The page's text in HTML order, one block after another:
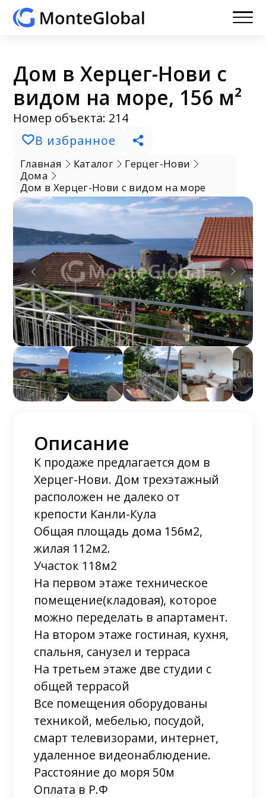
Дом в Херцег-Нови с
видом на море, 156 м²
Номер объекта: 214
В избранное
Главная Каталог
Герцег-Нови
Дома
Дом в Херцег-Нови с видом на море
Описание
К продаже предлагается дом в
Херцег-Нови. Дом трехэтажный
расположен не далеко от
крепости Канли-Кула
Общая площадь дома 156м2,
жилая 112м2.
Участок 118м2
На первом этаже техническое
помещение(кладовая), которое
можно переделать в апартамент.
На втором этаже гостиная, кухня,
спальня, санузел и терраса
На третьем этаже две студии с
общей террасой
Все помещения оборудованы
техникой, мебелью, посудой,
смарт телевизорами, интернет,
удаленное видеонаблюдение.
Расстояние до моря 50м
Оплата в Р.Ф